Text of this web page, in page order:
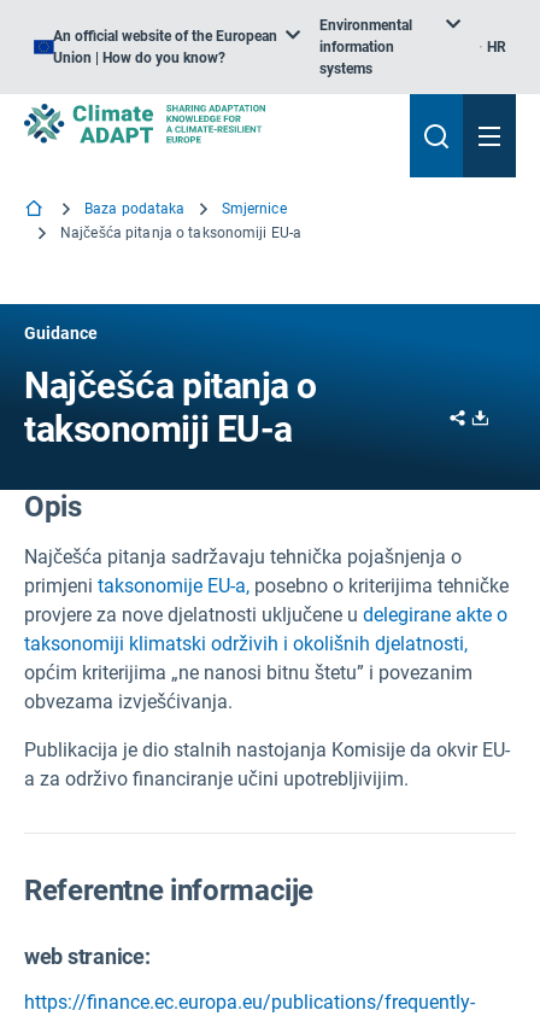
An official website of the European
Union | How do you know?
Environmental
information
systems
HR
Baza podataka
Smjernice
Najčešća pitanja o taksonomiji EU-a
Guidance
Najčešća pitanja o
taksonomiji EU-a
Share
Opis
Najčešća pitanja sadržavaju tehnička pojašnjenja o
primjeni taksonomije EU-a, posebno o kriterijima tehničke
provjere za nove djelatnosti uključene u delegirane akte o
taksonomiji klimatski održivih i okolišnih djelatnosti,
općim kriterijima „ne nanosi bitnu štetu” i povezanim
obvezama izvješćivanja.
Publikacija je dio stalnih nastojanja Komisije da okvir EU-
a za održivo financiranje učini upotrebljivijim.
Referentne informacije
web stranice:
https://finance.ec.europa.eu/publications/frequently-